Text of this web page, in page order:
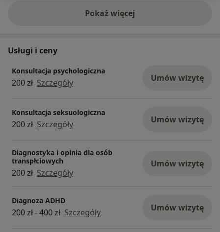
Pokaż więcejo doświadczeniu
Usługi i ceny
Konsultacja psychologiczna
200 zł Szczegóły Umów wizytę
Konsultacja seksuologiczna
200 zł Szczegóły Umów wizytę
Diagnostyka i opinia dla osób
transpłciowych
200 zł Szczegóły
Umów wizytę
Diagnoza ADHD
200 zł - 400 zł Szczegóły Umów wizytę